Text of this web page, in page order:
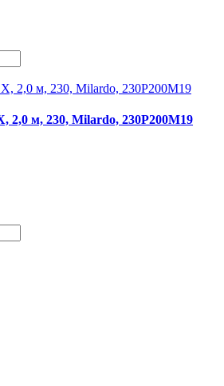
м, 230, Milardo, 230P200M19